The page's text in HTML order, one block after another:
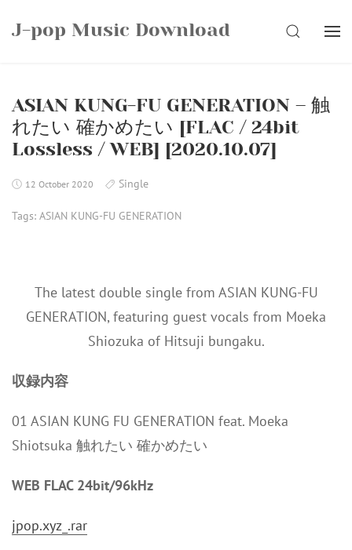
J-pop Music Download SEARCH
ASIAN KUNG-FU GENERATION – 触
れたい 確かめたい [FLAC / 24bit
Lossless / WEB] [2020.10.07]
12 October 2020 Single
Tags: ASIAN KUNG-FU GENERATION
The latest double single from ASIAN KUNG-FU
GENERATION, featuring guest vocals from Moeka
Shiozuka of Hitsuji bungaku.
収録内容
01 ASIAN KUNG FU GENERATION feat. Moeka
Shiotsuka 触れたい 確かめたい
WEB FLAC 24bit/96kHz
jpop.xyz_.rar